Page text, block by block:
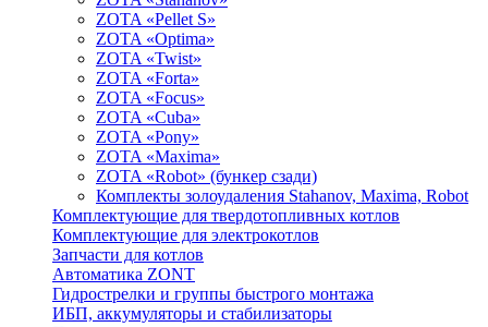
ZOTA «Pellet S»
ZOTA «Optima»
ZOTA «Twist»
ZOTA «Forta»
ZOTA «Focus»
ZOTA «Cuba»
ZOTA «Pony»
ZOTA «Maxima»
ZOTA «Robot» (бункер сзади)
Комплекты золоудаления Stahanov, Maxima, Robot
Комплектующие для твердотопливных котлов
Комплектующие для электрокотлов
Запчасти для котлов
Автоматика ZONT
Гидрострелки и группы быстрого монтажа
ИБП, аккумуляторы и стабилизаторы